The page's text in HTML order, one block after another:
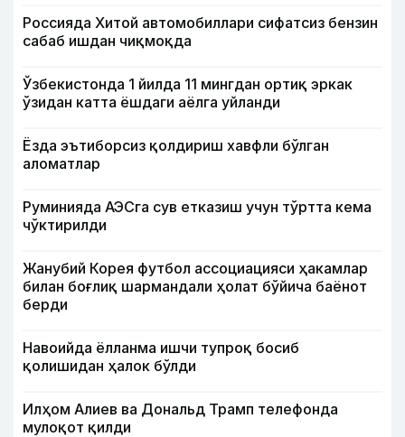
Россияда Хитой автомобиллари сифатсиз бензин
сабаб ишдан чиқмоқда
Ўзбекистонда 1 йилда 11 мингдан ортиқ эркак
ўзидан катта ёшдаги аёлга уйланди
Ёзда эътиборсиз қолдириш хавфли бўлган
аломатлар
Руминияда АЭСга сув етказиш учун тўртта кема
чўктирилди
Жанубий Корея футбол ассоциацияси ҳакамлар
билан боғлиқ шармандали ҳолат бўйича баёнот
берди
Навоийда ёлланма ишчи тупроқ босиб
қолишидан ҳалок бўлди
Илҳом Алиев ва Дональд Трамп телефонда
мулоқот қилди